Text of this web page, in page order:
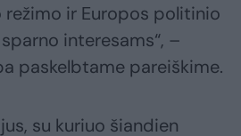
ir Europos politinio
interesams“, –
paskelbtame pareiškime.
su kuriuo šiandien